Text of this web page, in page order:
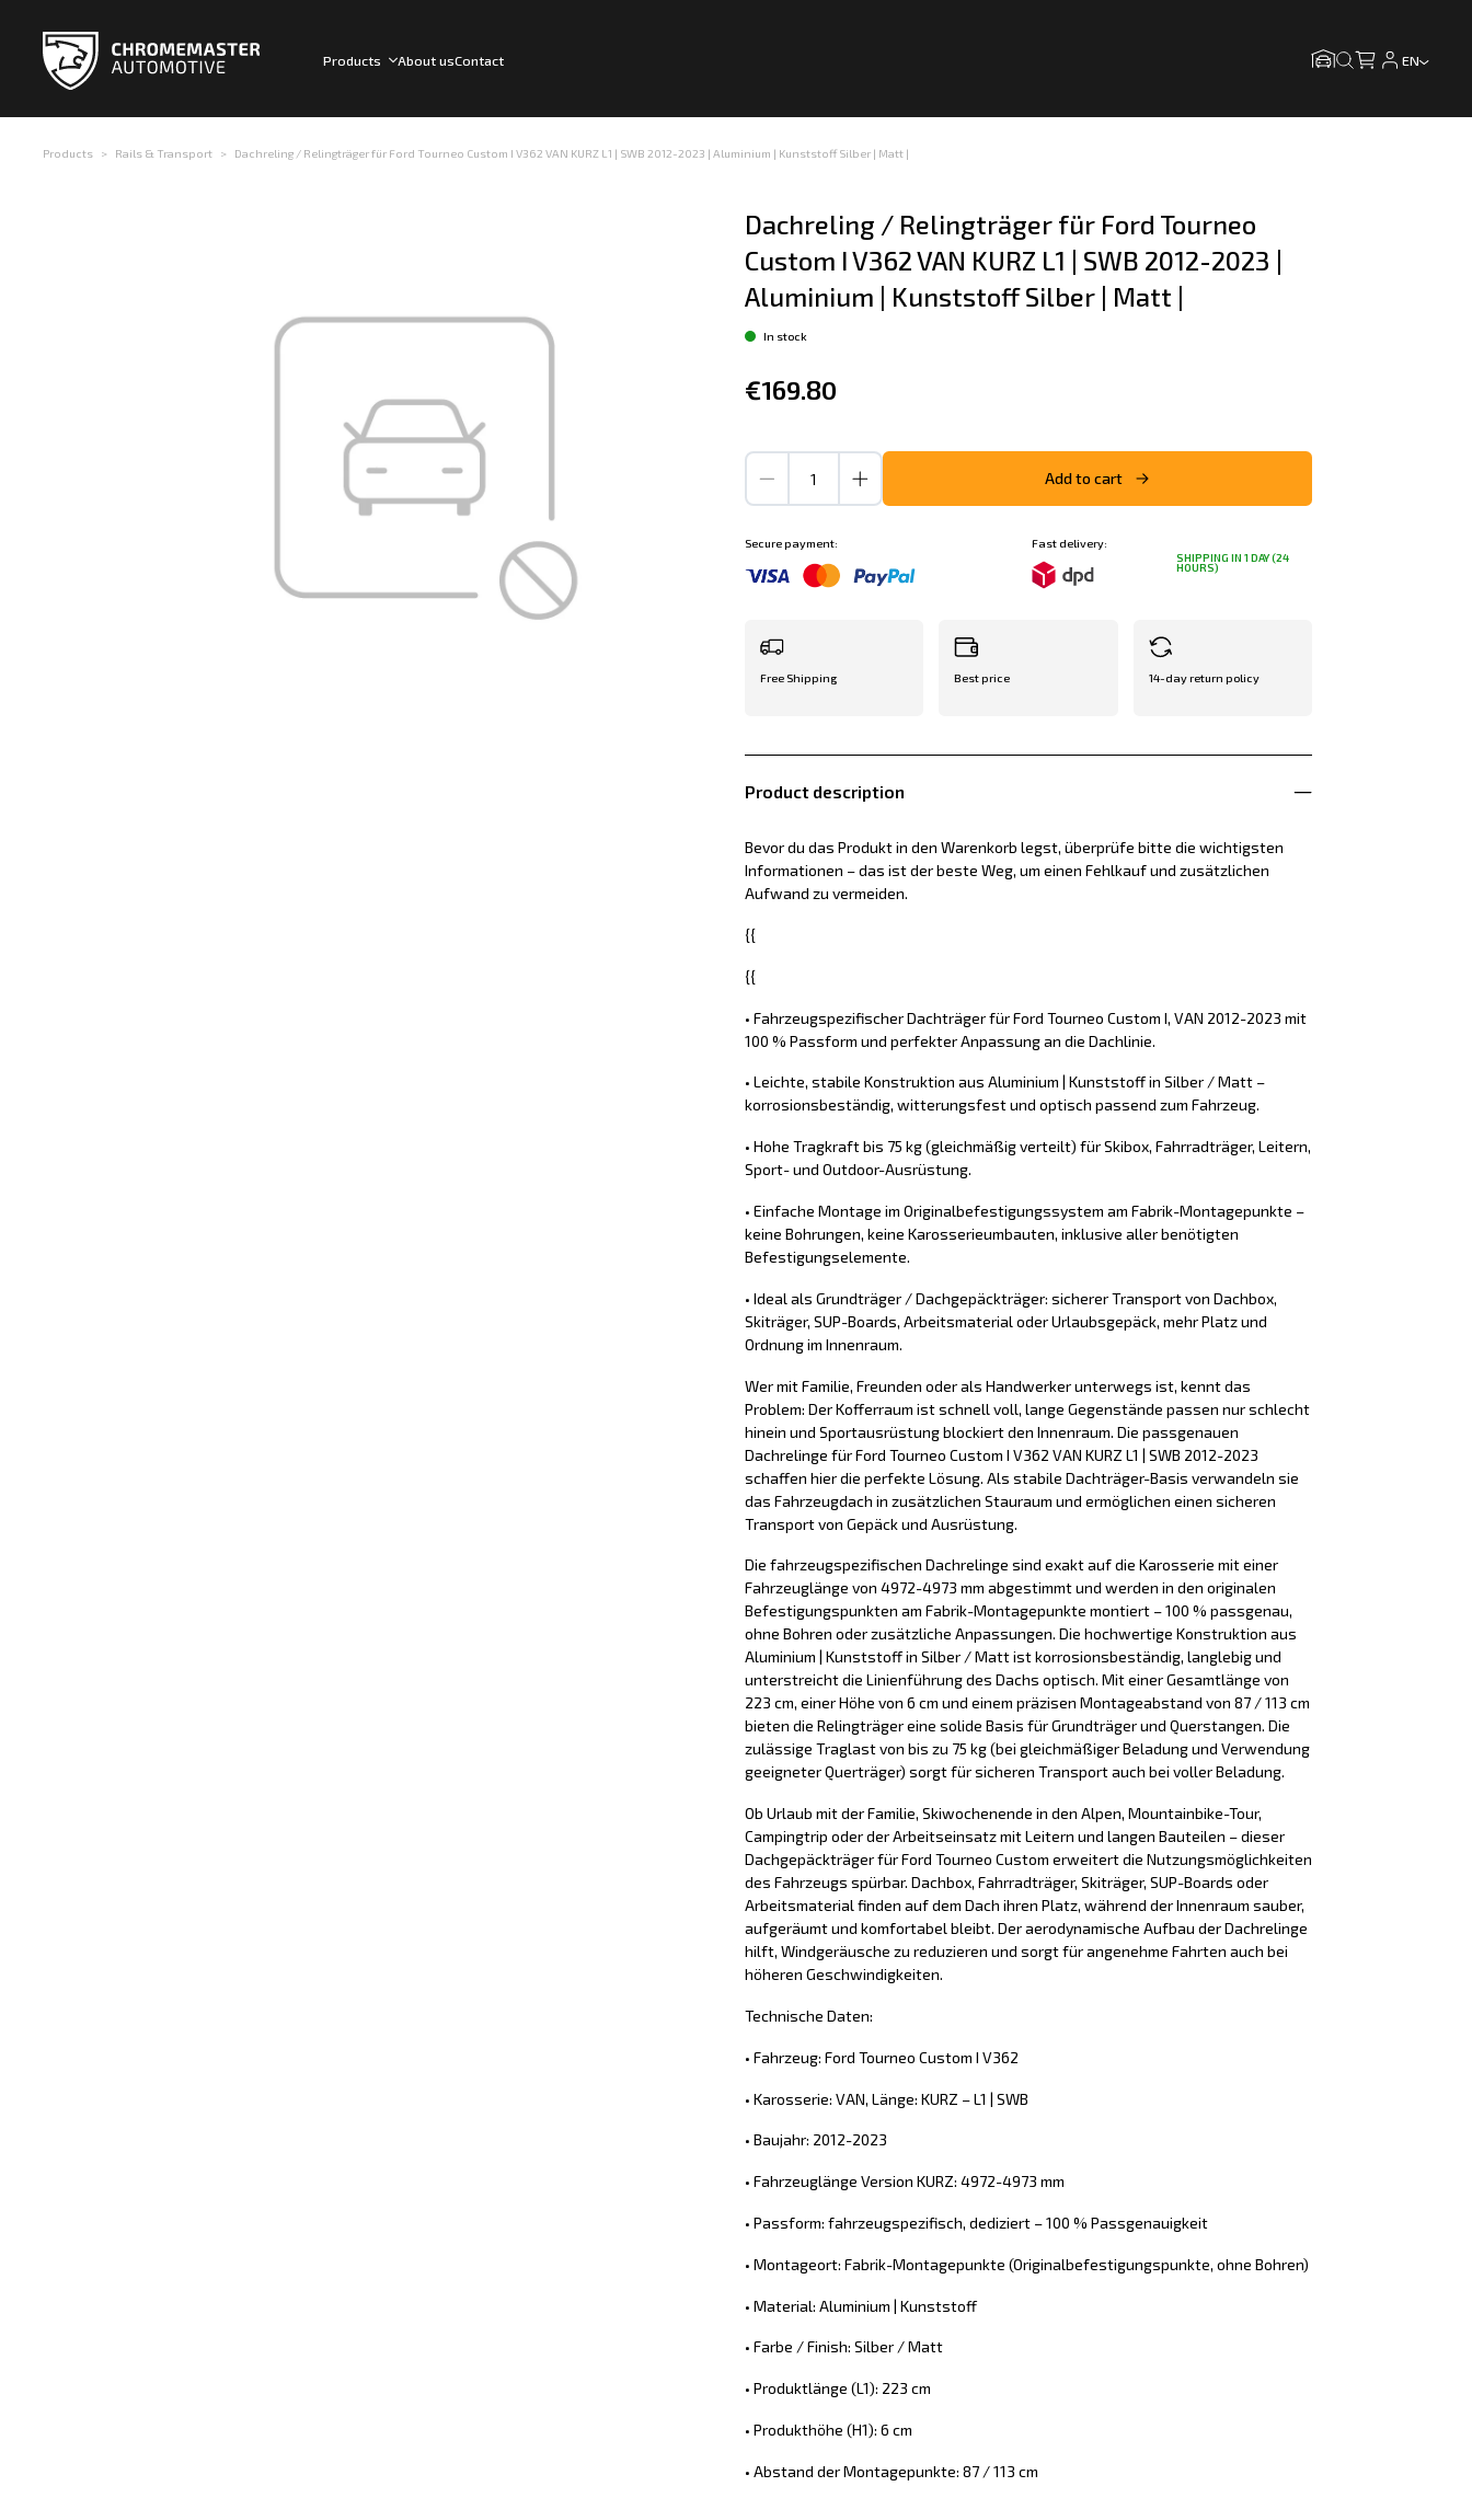
Products About usContact EN
Products Rails & Transport Dachreling / Relingträger für Ford Tourneo Custom I V362 VAN KURZ L1 | SWB 2012-2023 | Aluminium | Kunststoff Silber | Matt |
Dachreling / Relingträger für Ford Tourneo
Custom I V362 VAN KURZ L1 | SWB 2012-2023 |
Aluminium | Kunststoff Silber | Matt |
In stock
€169.80
Add to cart
Secure payment:
Fast delivery:
SHIPPING IN 1 DAY (24
HOURS)
Free Shipping Best price 14-day return policy
Product description
Bevor du das Produkt in den Warenkorb legst, überprüfe bitte die wichtigsten
Informationen – das ist der beste Weg, um einen Fehlkauf und zusätzlichen
Aufwand zu vermeiden.
{{
{{
• Fahrzeugspezifischer Dachträger für Ford Tourneo Custom I, VAN 2012-2023 mit
100 % Passform und perfekter Anpassung an die Dachlinie.
• Leichte, stabile Konstruktion aus Aluminium | Kunststoff in Silber / Matt –
korrosionsbeständig, witterungsfest und optisch passend zum Fahrzeug.
• Hohe Tragkraft bis 75 kg (gleichmäßig verteilt) für Skibox, Fahrradträger, Leitern,
Sport- und Outdoor-Ausrüstung.
• Einfache Montage im Originalbefestigungssystem am Fabrik-Montagepunkte –
keine Bohrungen, keine Karosserieumbauten, inklusive aller benötigten
Befestigungselemente.
• Ideal als Grundträger / Dachgepäckträger: sicherer Transport von Dachbox,
Skiträger, SUP-Boards, Arbeitsmaterial oder Urlaubsgepäck, mehr Platz und
Ordnung im Innenraum.
Wer mit Familie, Freunden oder als Handwerker unterwegs ist, kennt das
Problem: Der Kofferraum ist schnell voll, lange Gegenstände passen nur schlecht
hinein und Sportausrüstung blockiert den Innenraum. Die passgenauen
Dachrelinge für Ford Tourneo Custom I V362 VAN KURZ L1 | SWB 2012-2023
schaffen hier die perfekte Lösung. Als stabile Dachträger-Basis verwandeln sie
das Fahrzeugdach in zusätzlichen Stauraum und ermöglichen einen sicheren
Transport von Gepäck und Ausrüstung.
Die fahrzeugspezifischen Dachrelinge sind exakt auf die Karosserie mit einer
Fahrzeuglänge von 4972-4973 mm abgestimmt und werden in den originalen
Befestigungspunkten am Fabrik-Montagepunkte montiert – 100 % passgenau,
ohne Bohren oder zusätzliche Anpassungen. Die hochwertige Konstruktion aus
Aluminium | Kunststoff in Silber / Matt ist korrosionsbeständig, langlebig und
unterstreicht die Linienführung des Dachs optisch. Mit einer Gesamtlänge von
223 cm, einer Höhe von 6 cm und einem präzisen Montageabstand von 87 / 113 cm
bieten die Relingträger eine solide Basis für Grundträger und Querstangen. Die
zulässige Traglast von bis zu 75 kg (bei gleichmäßiger Beladung und Verwendung
geeigneter Querträger) sorgt für sicheren Transport auch bei voller Beladung.
Ob Urlaub mit der Familie, Skiwochenende in den Alpen, Mountainbike-Tour,
Campingtrip oder der Arbeitseinsatz mit Leitern und langen Bauteilen – dieser
Dachgepäckträger für Ford Tourneo Custom erweitert die Nutzungsmöglichkeiten
des Fahrzeugs spürbar. Dachbox, Fahrradträger, Skiträger, SUP-Boards oder
Arbeitsmaterial finden auf dem Dach ihren Platz, während der Innenraum sauber,
aufgeräumt und komfortabel bleibt. Der aerodynamische Aufbau der Dachrelinge
hilft, Windgeräusche zu reduzieren und sorgt für angenehme Fahrten auch bei
höheren Geschwindigkeiten.
Technische Daten:
• Fahrzeug: Ford Tourneo Custom I V362
• Karosserie: VAN, Länge: KURZ – L1 | SWB
• Baujahr: 2012-2023
• Fahrzeuglänge Version KURZ: 4972-4973 mm
• Passform: fahrzeugspezifisch, dediziert – 100 % Passgenauigkeit
• Montageort: Fabrik-Montagepunkte (Originalbefestigungspunkte, ohne Bohren)
• Material: Aluminium | Kunststoff
• Farbe / Finish: Silber / Matt
• Produktlänge (L1): 223 cm
• Produkthöhe (H1): 6 cm
• Abstand der Montagepunkte: 87 / 113 cm